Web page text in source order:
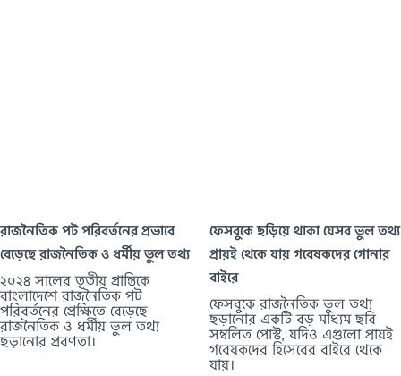
রাজনৈতিক পট পরিবর্তনের প্রভাবে
বেড়েছে রাজনৈতিক ও ধর্মীয় ভুল তথ্য
২০২৪ সালের তৃতীয় প্রান্তিকে
বাংলাদেশে রাজনৈতিক পট
পরিবর্তনের প্রেক্ষিতে বেড়েছে
রাজনৈতিক ও ধর্মীয় ভুল তথ্য
ছড়ানোর প্রবণতা।
ফেসবুকে ছড়িয়ে থাকা যেসব ভুল তথ্য
প্রায়ই থেকে যায় গবেষকদের গোনার
বাইরে
ফেসবুকে রাজনৈতিক ভুল তথ্য
ছড়ানোর একটি বড় মাধ্যম ছবি
সম্বলিত পোস্ট, যদিও এগুলো প্রায়ই
গবেষকদের হিসেবের বাইরে থেকে
যায়।